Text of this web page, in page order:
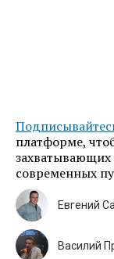
платформе,
современных
Евгений
Василий